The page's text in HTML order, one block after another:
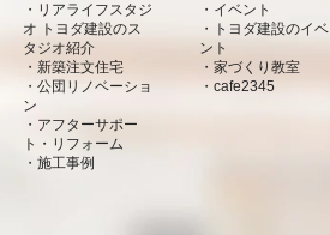
リアライフスタジ
オ トヨダ建設のス
タジオ紹介
新築注文住宅
公団リノベーショ
ン
アフターサポー
ト・リフォーム
施工事例
イベント
トヨダ建設のイベ
ント
家づくり教室
cafe2345